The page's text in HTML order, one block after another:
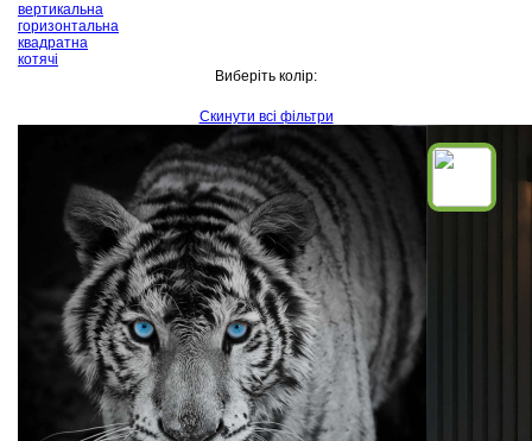
вертикальна
горизонтальна
квадратна
котячі
Виберіть колір:
Скинути всі фільтри